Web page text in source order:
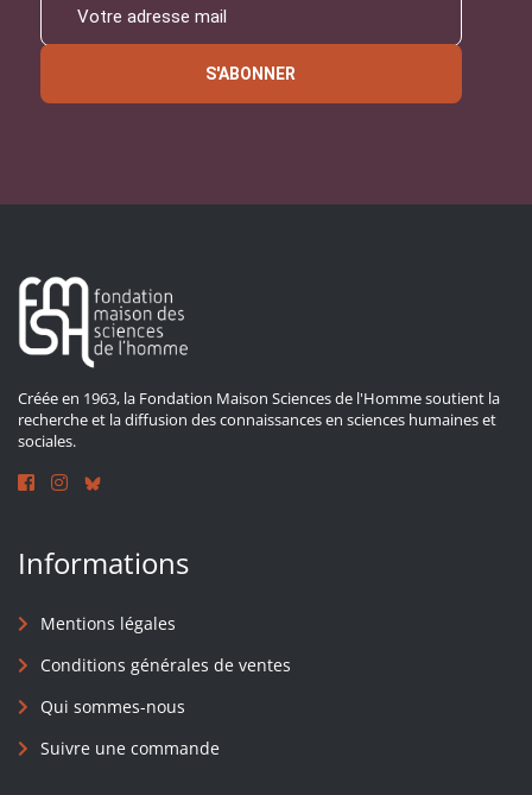
S'ABONNER
Créée en 1963, la Fondation Maison Sciences de l'Homme soutient la
recherche et la diffusion des connaissances en sciences humaines et
sociales.
Informations
Mentions légales
Conditions générales de ventes
Qui sommes-nous
Suivre une commande